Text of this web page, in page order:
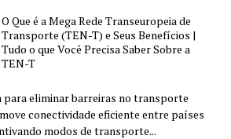
O Que é a Mega Rede Transeuropeia de
Transporte (TEN-T) e Seus Benefícios |
Tudo o que Você Precisa Saber Sobre a
TEN-T
para eliminar barreiras no transporte
conectividade eficiente entre países
modos de transporte...